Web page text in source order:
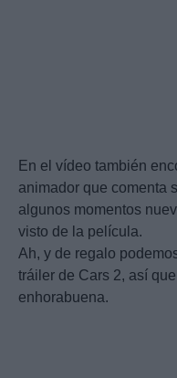
En el vídeo también
animador que comenta
algunos momentos
visto de la película.
Ah, y de regalo
tráiler de Cars 2, así
enhorabuena.